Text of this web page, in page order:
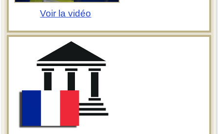
Voir la vidéo